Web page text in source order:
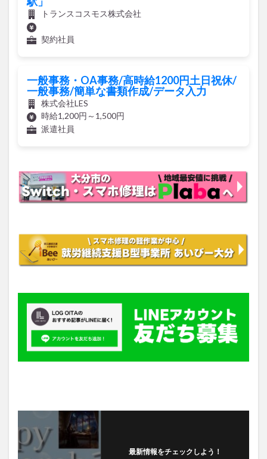
トランスコスモス株式会社
契約社員
一般事務・OA事務/高時給1200円土日祝休/
一般事務/簡単な書類作成/データ入力
株式会社LES
時給1,200円～1,500円
派遣社員
最新情報をチェックしよう！